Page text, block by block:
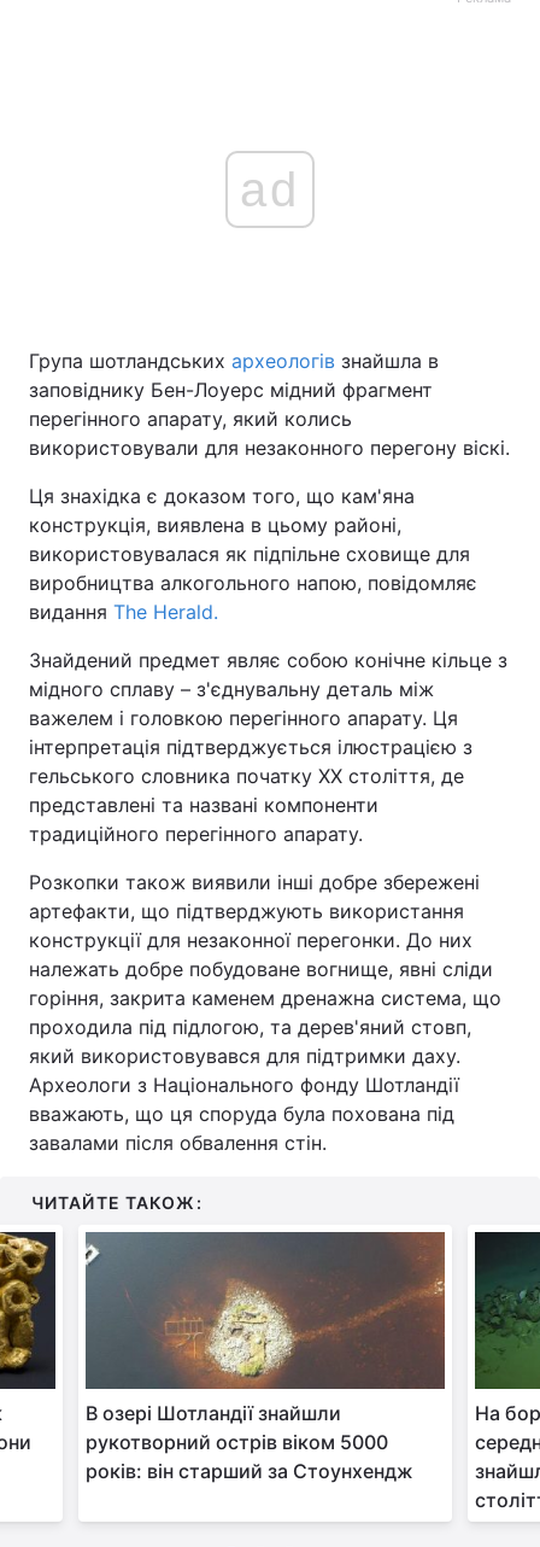
ad
Група шотландських археологів знайшла в
заповіднику Бен-Лоуерс мідний фрагмент
перегінного апарату, який колись
використовували для незаконного перегону віскі.
Ця знахідка є доказом того, що кам'яна
конструкція, виявлена в цьому районі,
використовувалася як підпільне сховище для
виробництва алкогольного напою, повідомляє
видання The Herald.
Знайдений предмет являє собою конічне кільце з
мідного сплаву – з'єднувальну деталь між
важелем і головкою перегінного апарату. Ця
інтерпретація підтверджується ілюстрацією з
гельського словника початку XX століття, де
представлені та названі компоненти
традиційного перегінного апарату.
Розкопки також виявили інші добре збережені
артефакти, що підтверджують використання
конструкції для незаконної перегонки. До них
належать добре побудоване вогнище, явні сліди
горіння, закрита каменем дренажна система, що
проходила під підлогою, та дерев'яний стовп,
який використовувався для підтримки даху.
Археологи з Національного фонду Шотландії
вважають, що ця споруда була похована під
завалами після обвалення стін.
ЧИТАЙТЕ ТАКОЖ:
В озері Шотландії знайшли
рукотворний острів віком 5000
років: він старший за Стоунхендж
На